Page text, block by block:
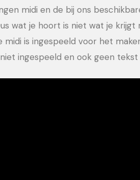
midi en de bij ons
wat je hoort is niet wat je krijgt
midi is ingespeeld voor het
ingespeeld en ook geen